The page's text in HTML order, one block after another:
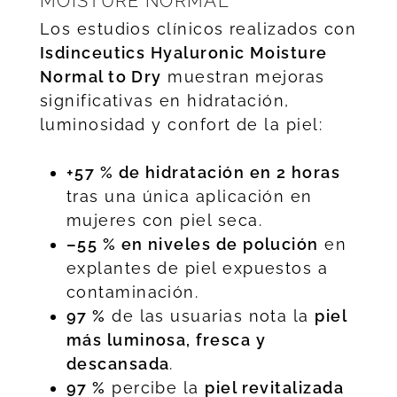
Los estudios clínicos realizados con
Isdinceutics Hyaluronic Moisture
Normal to Dry muestran mejoras
significativas en hidratación,
luminosidad y confort de la piel:
+57 % de hidratación en 2 horas
tras una única aplicación en
mujeres con piel seca.
–55 % en niveles de polución en
explantes de piel expuestos a
contaminación.
97 % de las usuarias nota la piel
más luminosa, fresca y
descansada.
97 % percibe la piel revitalizada